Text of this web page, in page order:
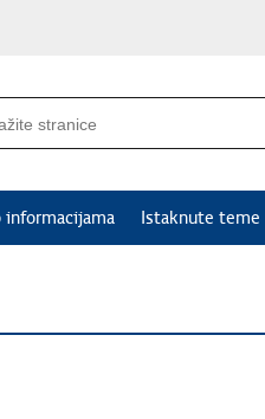
informacijama Istaknute teme